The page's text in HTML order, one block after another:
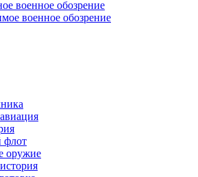
военное обозрение
военное обозрение
флот
оружие